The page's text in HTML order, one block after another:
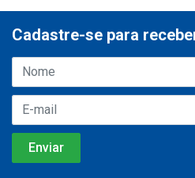
Cadastre-se para